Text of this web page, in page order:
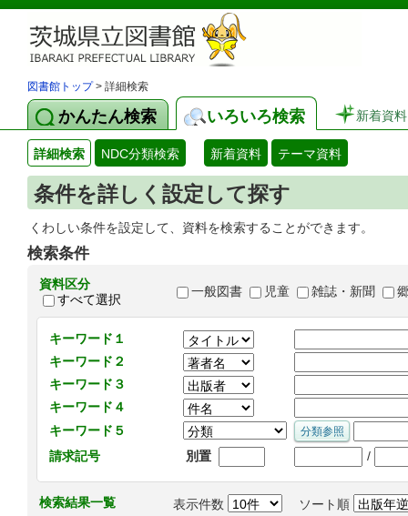
図書館トップ> 詳細検索
かんたん検索 いろいろ検索 新着資料
詳細検索 NDC分類検索 新着資料 テーマ資料
条件を詳しく設定して探す
くわしい条件を設定して、資料を検索することができます。
検索条件
資料区分
すべて選択
一般図書 児童 雑誌・新聞
キーワード１
キーワード２
キーワード３
キーワード４
キーワード５
請求記号
別置 /
検索結果一覧 表示件数 ソート順